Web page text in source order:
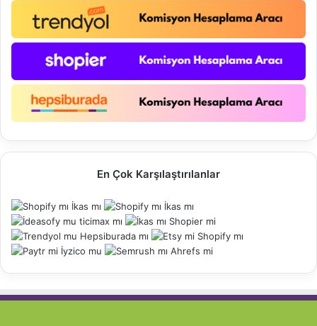
En Çok Karşılaştırılanlar